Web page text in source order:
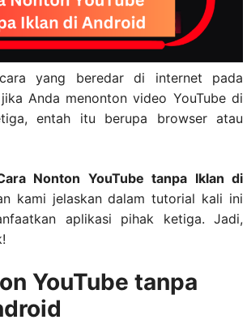
yang beredar di internet pada
Anda menonton video YouTube di
entah itu berupa browser atau
Nonton YouTube tanpa Iklan di
kami jelaskan dalam tutorial kali ini
aplikasi pihak ketiga. Jadi,
YouTube tanpa